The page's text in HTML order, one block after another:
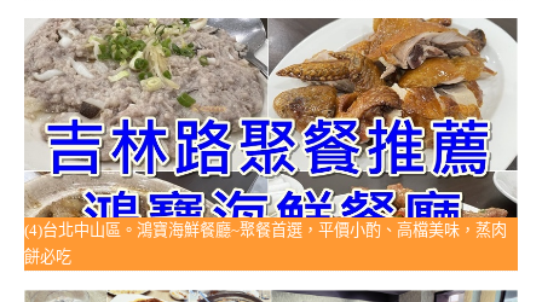
(4)台北中山區。鴻寶海鮮餐廳~聚餐首選，平價小酌、高檔美味，蒸肉
餅必吃